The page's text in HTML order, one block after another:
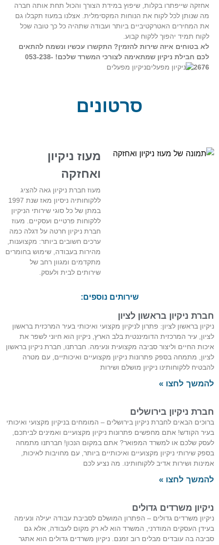
אחזקה שייפתרו בקלות, שיפוץ במידת הצורך והכול תחת אותה חברה
מה שנותן לכל לקוח את הנוחות המקסימלית. אצלנו במעוז תקבלו גם
את המחירים האטרקטיביים ביותר ועבודה שתהיה כל כך טובה שכל
לקוח תמיד יהפוך ללקוח קבוע.
לא בטוחים איזה שירות להזמין? התקשרו עכשיו ונשמח להתאים
לכם חבילת ניקיון שמתאימה לצורכי המשרד שלכם! 053-238-
2676
ניקיון מפעלים
סרטונים
מעוז ניקיון
ואחזקה
מעוז חברת ניקיון גאה להציג
ללקוחותיה ניסיון מאז שנת 1997
במתן של כל סוגי שירותי הניקיון
ללקוחות פרטיים ועסקיים. מעוז
חברת ניקיון חרטה על דגלה כמה
ערכים חשובים ביותר: מקצוענות,
מהירות בעבודה, שימוש בחומרים
מתקדמים ומגוון רחב של
שירותים לבית ולעסק.
שירותים נוספים:
חברת ניקיון בראשון לציון
ניקיון בראשון לציון: פתרון לניקיון מקצועי ואיכותי בעיר המרכזית בראשון
לציון, עיר המרכזית הדומיננטית בלב הארץ, ניקיון הוא חיוני לשפר את
איכות החיים וליצור סביבה מקצועית ונעימה. חברתנו, חברת ניקיון בראשון
לציון, מתמחה בספק פתרונות ניקיון מקצועיים ואיכותיים, עם מטרה
להבטיח ללקוחותינו ניקיון מושלם ושירות
להמשך לחצו »
חברת ניקיון בירושלים
ברוכים הבאים לחברת ניקיון בירושלים – המומחים בניקיון מקצועי ואיכותי
בעיר הקודש! אתם מחפשים פתרונות ניקיון מקצועיים ואמינים לביתכם,
לעסק שלכם או למשרד המפואר? אתם במקום הנכון! חברתנו מתמחה
בספק שירותי ניקיון מקצועיים ואיכותיים ביותר, עם מחויבות לאיכות,
אמינות ושירות אדיב ללקוחותינו. מה נציע לכם
להמשך לחצו »
ניקיון משרדים גדולים
ניקיון משרדים גדולים – הפתרון המושלם לסביבת עבודה יעילה ונעימה
בעידן העסקים המודרני, המשרד הוא לא רק מקום לעבודה, אלא גם
סביבה בה עובדים מבלים רוב זמנם. ניקיון משרדים גדולים הוא אתגר